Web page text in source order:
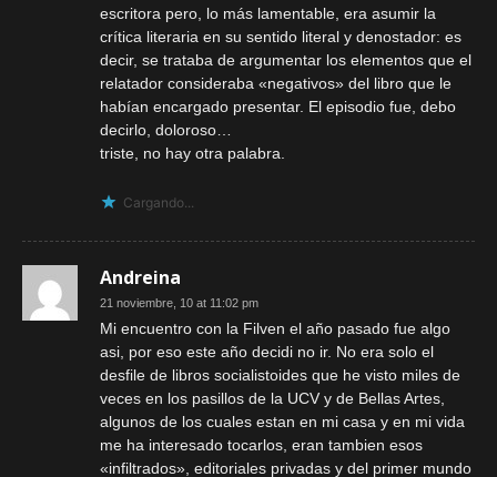
escritora pero, lo más lamentable, era asumir la
crítica literaria en su sentido literal y denostador: es
decir, se trataba de argumentar los elementos que el
relatador consideraba «negativos» del libro que le
habían encargado presentar. El episodio fue, debo
decirlo, doloroso…
triste, no hay otra palabra.
Cargando...
Andreina
21 noviembre, 10 at 11:02 pm
Mi encuentro con la Filven el año pasado fue algo
asi, por eso este año decidi no ir. No era solo el
desfile de libros socialistoides que he visto miles de
veces en los pasillos de la UCV y de Bellas Artes,
algunos de los cuales estan en mi casa y en mi vida
me ha interesado tocarlos, eran tambien esos
«infiltrados», editoriales privadas y del primer mundo